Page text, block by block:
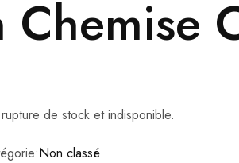
de stock et indisponible.
Non classé